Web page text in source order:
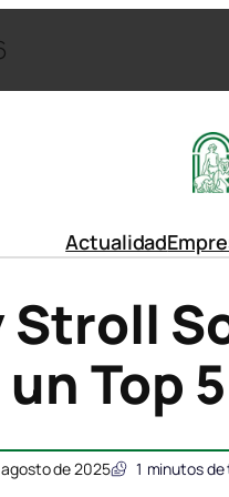
Actualidad
Stroll
Top
agosto de 2025 1 minutos